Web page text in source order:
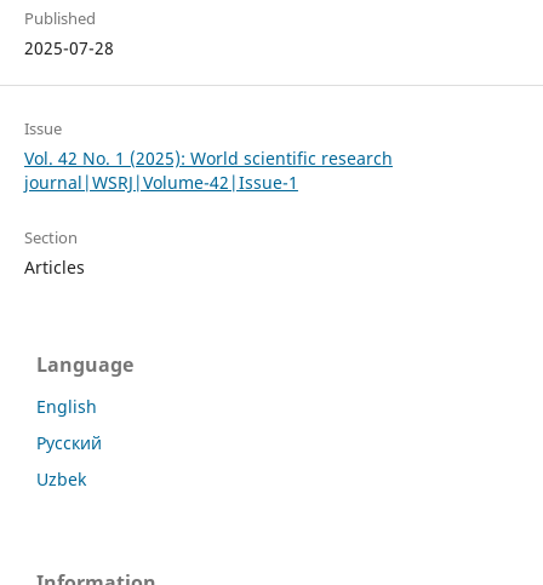
Published
2025-07-28
Issue
Vol. 42 No. 1 (2025): World scientific research
journal|WSRJ|Volume-42|Issue-1
Section
Articles
Language
English
Русский
Uzbek